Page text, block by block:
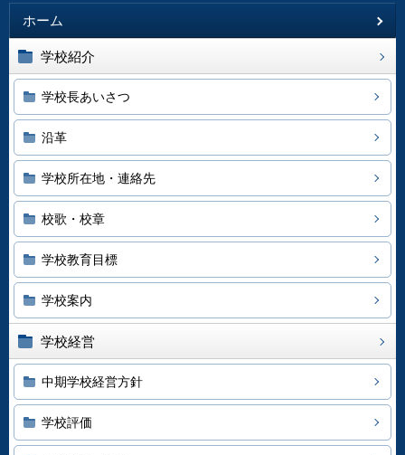
ホーム
学校紹介
学校長あいさつ
沿革
学校所在地・連絡先
校歌・校章
学校教育目標
学校案内
学校経営
中期学校経営方針
学校評価